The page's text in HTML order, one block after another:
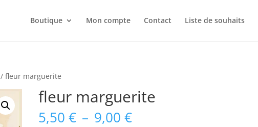
Boutique Mon compte Contact Liste de souhaits
/ fleur marguerite
fleur marguerite
5,50€ – 9,00€Plage